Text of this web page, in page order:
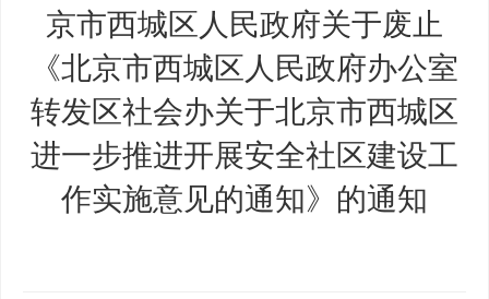
京市西城区人民政府关于废止
《北京市西城区人民政府办公室
转发区社会办关于北京市西城区
进一步推进开展安全社区建设工
作实施意见的通知》的通知